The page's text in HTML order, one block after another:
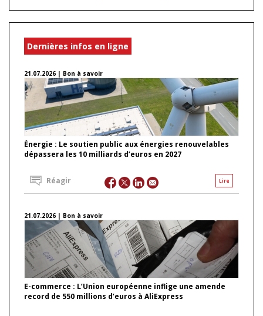
Dernières infos en ligne
21.07.2026 | Bon à savoir
Énergie : Le soutien public aux énergies renouvelables
dépassera les 10 milliards d’euros en 2027
Lire
Réagir
21.07.2026 | Bon à savoir
E-commerce : L’Union européenne inflige une amende
record de 550 millions d’euros à AliExpress